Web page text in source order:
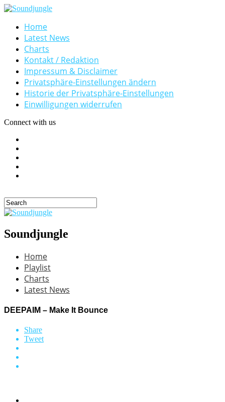
Home
Latest News
Charts
Kontakt / Redaktion
Impressum & Disclaimer
Privatsphäre-Einstellungen ändern
Historie der Privatsphäre-Einstellungen
Einwilligungen widerrufen
Connect with us
Soundjungle
Home
Playlist
Charts
Latest News
DEEPAIM – Make It Bounce
Share
Tweet